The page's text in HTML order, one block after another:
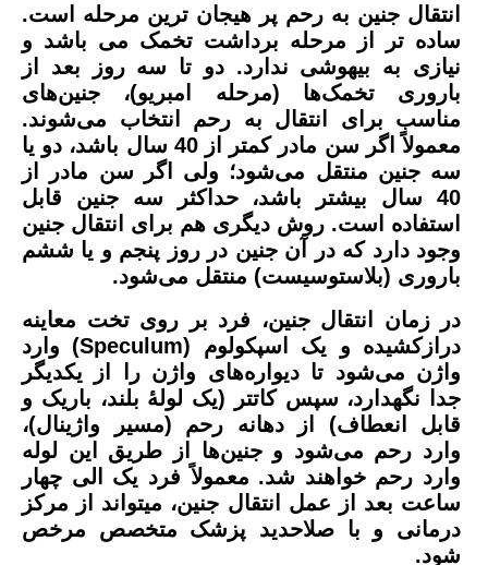
انتقال جنین به رحم پر هیجان ترین مرحله است.
ساده تر از مرحله برداشت تخمک می باشد و
نیازی به بیهوشی ندارد. دو تا سه روز بعد از
باروری تخمک‌ها (مرحله امبریو)، جنین‌های
مناسب برای انتقال به رحم انتخاب می‌شوند.
معمولاً اگر سن مادر کمتر از 40 سال باشد، دو یا
سه جنین منتقل می‌شود؛ ولی اگر سن مادر از
40 سال بیشتر باشد، حداکثر سه جنین قابل
استفاده است. روش دیگری هم برای انتقال جنین
وجود دارد که در آن جنین در روز پنجم و یا ششم
باروری (بلاستوسیست) منتقل می‌شود.
در زمان انتقال جنین، فرد بر روی تخت معاینه
درازکشیده و یک اسپکولوم (Speculum) وارد
واژن می‌شود تا دیواره‌های واژن را از یکدیگر
جدا نگهدارد، سپس کاتتر (یک لولۀ بلند، باریک و
قابل انعطاف) از دهانه رحم (مسیر واژینال)،
وارد رحم می‌شود و جنین‌ها از طریق این لوله
وارد رحم خواهند شد. معمولاً فرد یک الی چهار
ساعت بعد از عمل انتقال جنین، میتواند از مرکز
درمانی و با صلاحدید پزشک متخصص مرخص
شود.